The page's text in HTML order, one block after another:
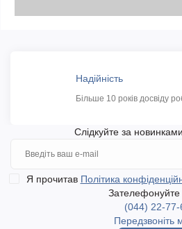
Надійність
Більше 10 років досвіду
Слідкуйте за
Я прочитав Політика
(044) 22-77-
Передзвоніть